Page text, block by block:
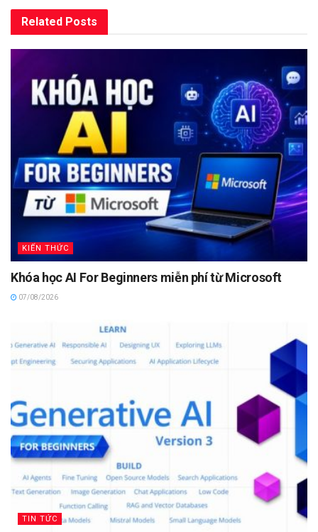
Related Posts
KIẾN THỨC
Khóa học AI For Beginners miễn phí từ Microsoft
07/08/2026
TIN TỨC